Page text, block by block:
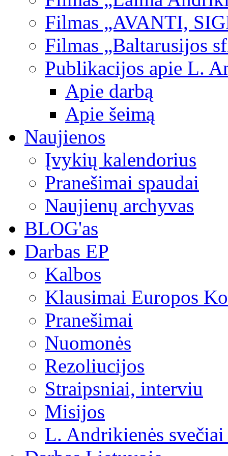
Filmas „AVANTI,
Filmas „Baltarusijos
Publikacijos apie L.
Apie darbą
Apie šeimą
Naujienos
Įvykių kalendorius
Pranešimai spaudai
Naujienų archyvas
BLOG'as
Darbas EP
Kalbos
Klausimai Europos
Pranešimai
Nuomonės
Rezoliucijos
Straipsniai, interviu
Misijos
L. Andrikienės